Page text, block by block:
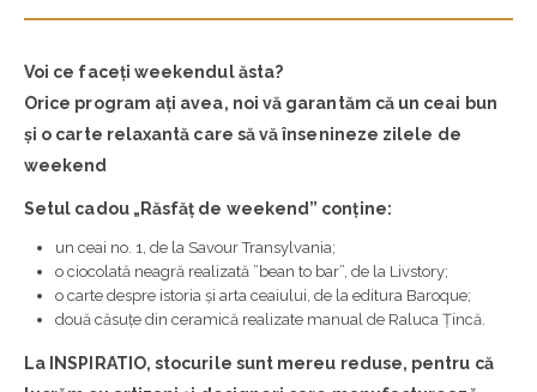
Voi ce faceți weekendul ăsta?
Orice program ați avea, noi vă garantăm că un ceai bun
și o carte relaxantă care să vă însenineze zilele de
weekend
Setul cadou „Răsfăț de weekend” conține:
un ceai no. 1, de la Savour Transylvania;
o ciocolată neagră realizată ”bean to bar”, de la Livstory;
o carte despre istoria și arta ceaiului, de la editura Baroque;
două căsuțe din ceramică realizate manual de Raluca Țincă.
La INSPIRATIO, stocurile sunt mereu reduse, pentru că